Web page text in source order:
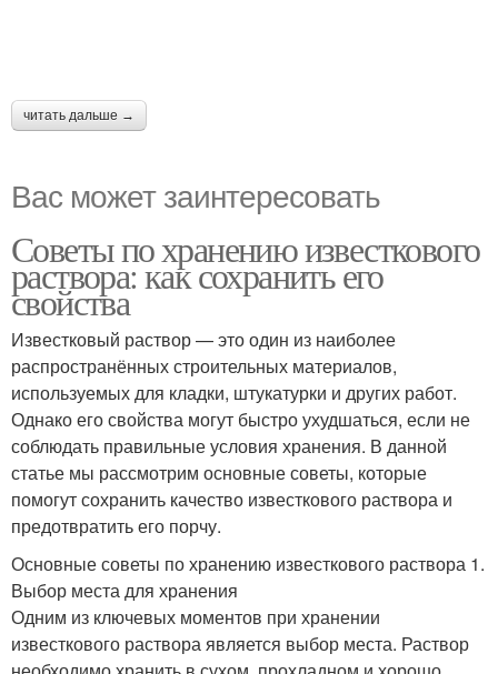
читать дальше →
Вас может заинтересовать
Советы по хранению известкового
раствора: как сохранить его
свойства
Известковый раствор — это один из наиболее
распространённых строительных материалов,
используемых для кладки, штукатурки и других работ.
Однако его свойства могут быстро ухудшаться, если не
соблюдать правильные условия хранения. В данной
статье мы рассмотрим основные советы, которые
помогут сохранить качество известкового раствора и
предотвратить его порчу.
Основные советы по хранению известкового раствора 1.
Выбор места для хранения
Одним из ключевых моментов при хранении
известкового раствора является выбор места. Раствор